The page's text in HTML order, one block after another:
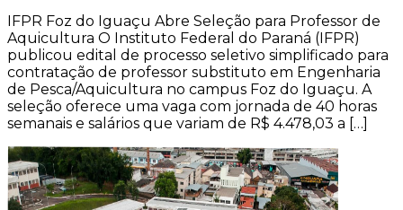
IFPR Foz do Iguaçu Abre Seleção para Professor de
Aquicultura O Instituto Federal do Paraná (IFPR)
publicou edital de processo seletivo simplificado para
contratação de professor substituto em Engenharia
de Pesca/Aquicultura no campus Foz do Iguaçu. A
seleção oferece uma vaga com jornada de 40 horas
semanais e salários que variam de R$ 4.478,03 a […]